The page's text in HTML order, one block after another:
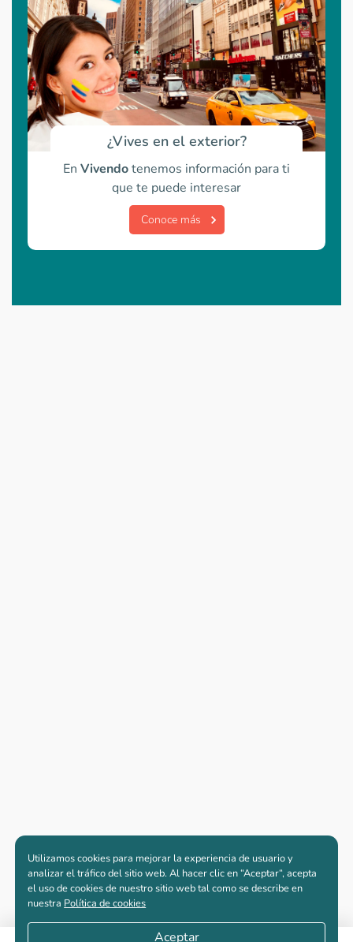
¿Vives en el exterior?
En Vivendotenemos información para ti
que te puede interesar
Conoce más
Utilizamos cookies para mejorar la experiencia de usuario y
analizar el tráfico del sitio web. Al hacer clic en “Aceptar“, acepta
el uso de cookies de nuestro sitio web tal como se describe en
nuestra Política de cookies
Aceptar